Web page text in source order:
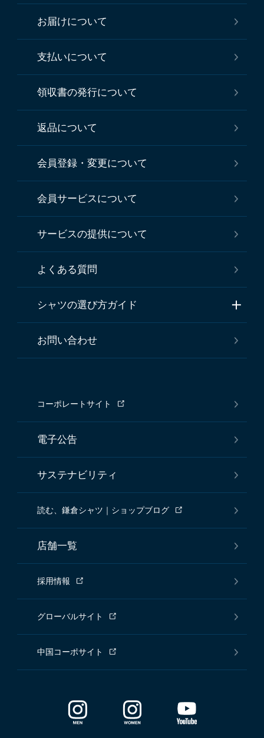
お届けについて
支払いについて
領収書の発行について
返品について
会員登録・変更について
会員サービスについて
サービスの提供について
よくある質問
シャツの選び方ガイド
お問い合わせ
コーポレートサイト
電子公告
サステナビリティ
読む、鎌倉シャツ｜ショップブログ
店舗一覧
採用情報
グローバルサイト
中国コーポサイト